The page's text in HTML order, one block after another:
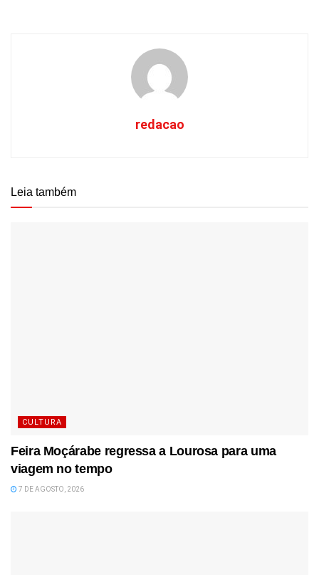
redacao
Leia também
CULTURA
Feira Moçárabe regressa a Lourosa para uma
viagem no tempo
7 DE AGOSTO, 2026